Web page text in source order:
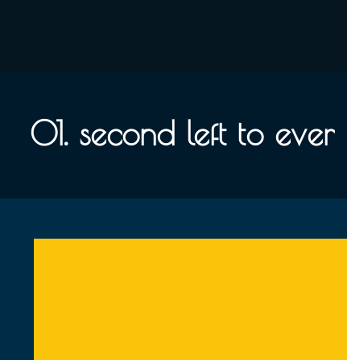
01. second left to ever